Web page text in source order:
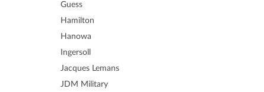
Guess
Hamilton
Hanowa
Ingersoll
Jacques Lemans
JDM Military